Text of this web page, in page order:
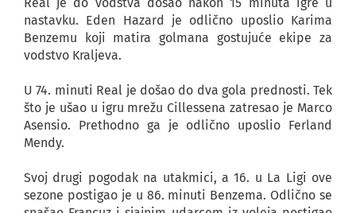
nastavku. Eden Hazard je odlično uposlio Karima
Benzemu koji matira golmana gostujuće ekipe za
vodstvo Kraljeva.
U 74. minuti Real je došao do dva gola prednosti. Tek
što je ušao u igru mrežu Cillessena zatresao je Marco
Asensio. Prethodno ga je odlično uposlio Ferland
Mendy.
Svoj drugi pogodak na utakmici, a 16. u La Ligi ove
sezone postigao je u 86. minuti Benzema. Odlično se